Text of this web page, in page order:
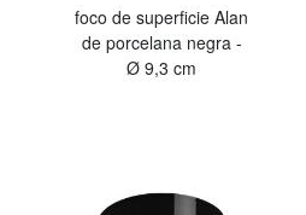
foco de superficie Alan
de porcelana negra -
Ø 9,3 cm